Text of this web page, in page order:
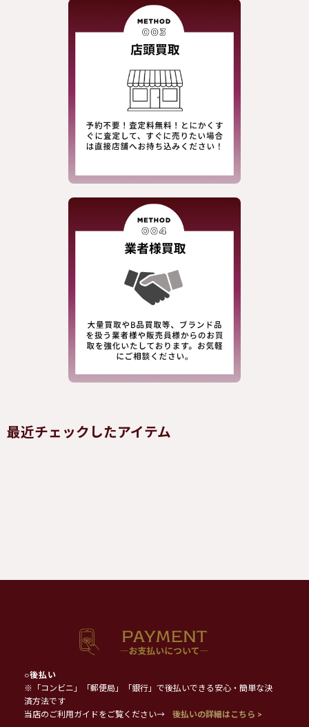
最近チェックしたアイテム
○後払い
※「コンビニ」「郵便局」「銀行」で後払いできる安心・簡単な決
済方法です
当店のご利用ガイドをご覧ください→
後払いの詳細はこちら >